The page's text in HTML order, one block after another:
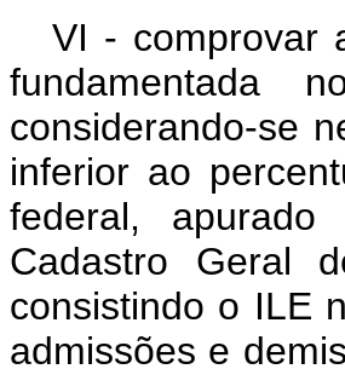
VI - comprovar
fundamentada
considerando-se
inferior ao
federal,
Cadastro Geral
consistindo o ILE
admissões e